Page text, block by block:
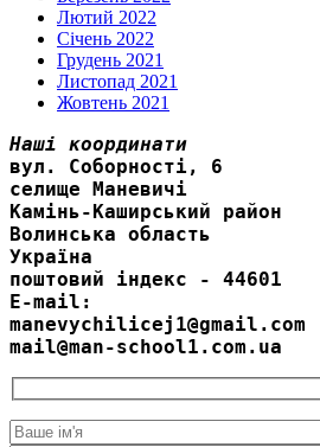
Лютий 2022
Січень 2022
Грудень 2021
Листопад 2021
Жовтень 2021
Наші координати
вул. Соборності, 6
селище Маневичі
Камінь-Каширський район
Волинська область
Україна
поштовий індекс - 44601
E-mail:
manevychilicej1@gmail.com
mail@man-school1.com.ua